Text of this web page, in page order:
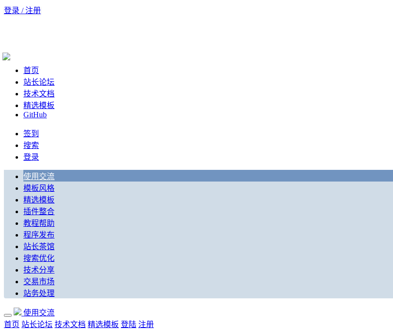
登录 / 注册
首页
站长论坛
技术文档
精选模板
GitHub
签到
搜索
登录
使用交流
模板风格
精选模板
插件整合
教程帮助
程序发布
站长茶馆
搜索优化
技术分享
交易市场
站务处理
使用交流
首页 站长论坛 技术文档 精选模板 登陆 注册